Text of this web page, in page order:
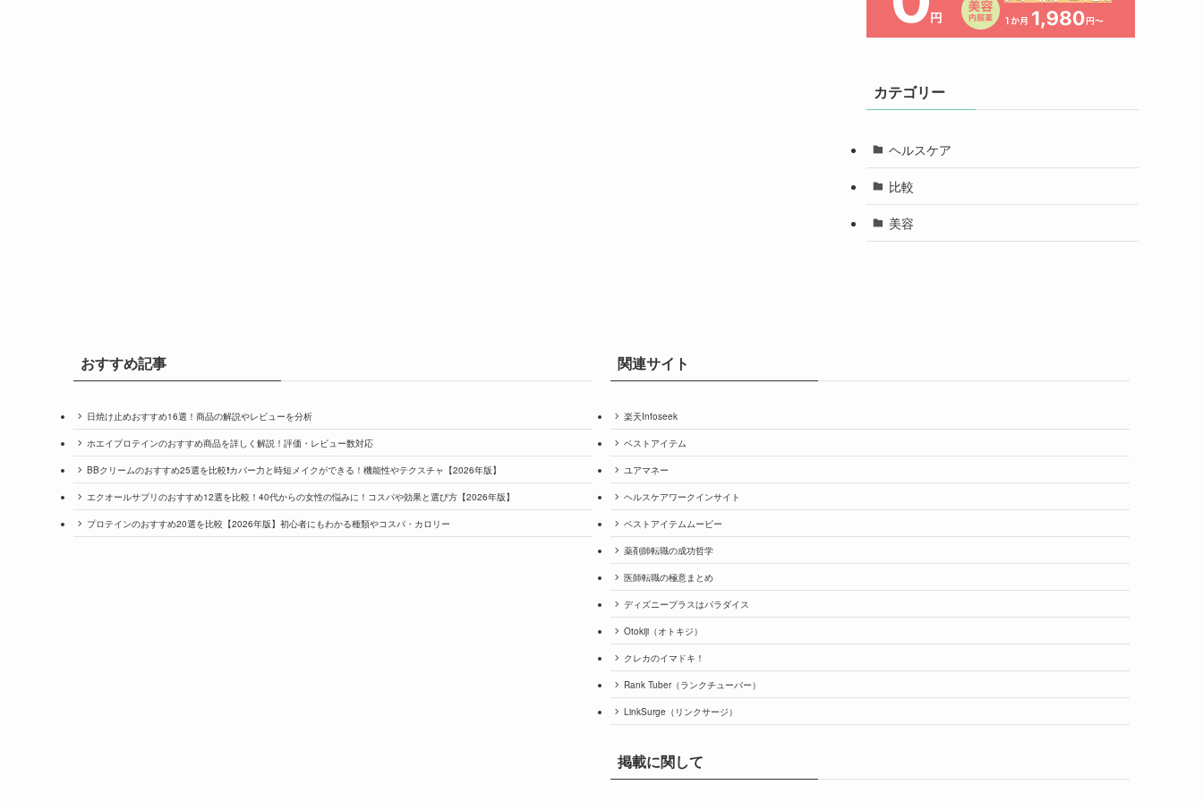
カテゴリー
ヘルスケア
比較
美容
おすすめ記事
日焼け止めおすすめ16選！商品の解説やレビューを分析
ホエイプロテインのおすすめ商品を詳しく解説！評価・レビュー数対応
BBクリームのおすすめ25選を比較❗️カバー力と時短メイクができる！機能性やテクスチャ【2026年版】
エクオールサプリのおすすめ12選を比較！40代からの女性の悩みに！コスパや効果と選び方【2026年版】
プロテインのおすすめ20選を比較【2026年版】初心者にもわかる種類やコスパ・カロリー
関連サイト
楽天Infoseek
ベストアイテム
ユアマネー
ヘルスケアワークインサイト
ベストアイテムムービー
薬剤師転職の成功哲学
医師転職の極意まとめ
ディズニープラスはパラダイス
Otokiji（オトキジ）
クレカのイマドキ！
Rank Tuber（ランクチューバー）
LinkSurge（リンクサージ）
掲載に関して